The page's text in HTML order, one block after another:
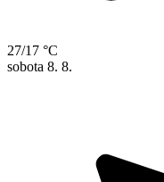
27/17 °C
sobota 8. 8.